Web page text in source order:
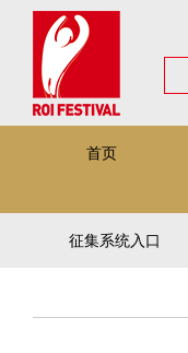
首页
征集系统入口